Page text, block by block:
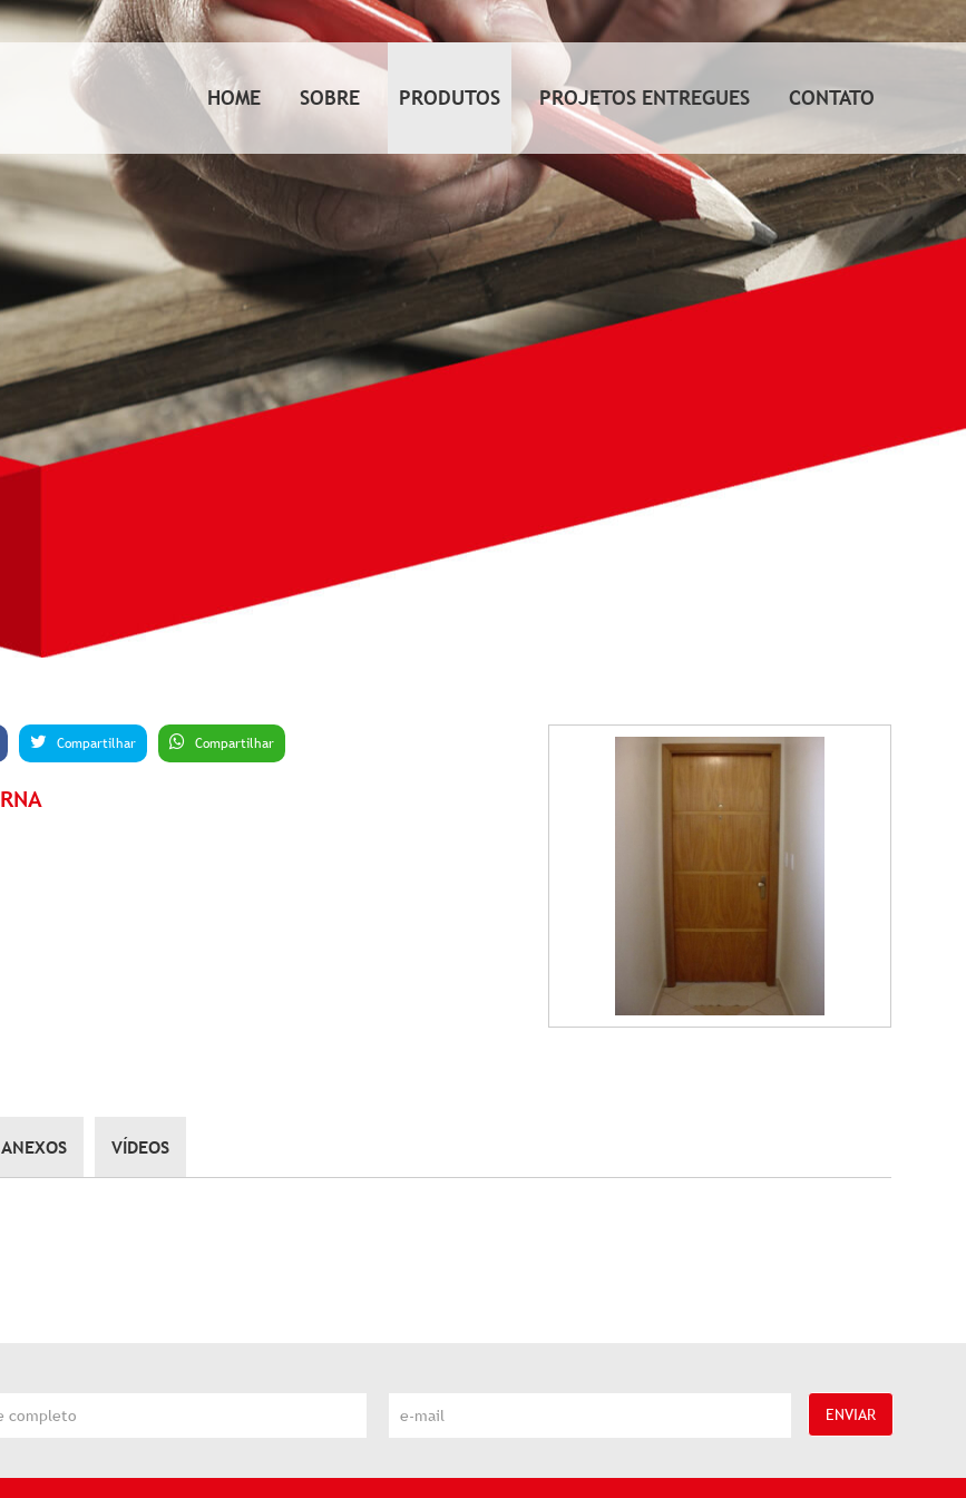
HOME SOBRE PRODUTOS PROJETOS ENTREGUES CONTATO
Compartilhar Compartilhar
ANEXOS VÍDEOS
ENVIAR